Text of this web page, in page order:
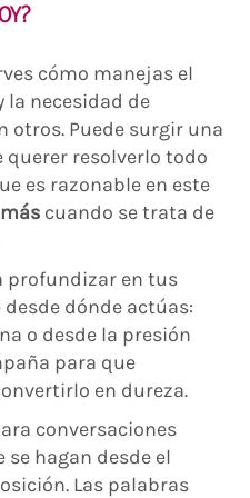
cómo manejas el
la necesidad de
otros. Puede surgir una
querer resolverlo todo
es razonable en este
cuando se trata de
profundizar en tus
dónde actúas:
o desde la presión
para que
en dureza.
conversaciones
hagan desde el
Las palabras